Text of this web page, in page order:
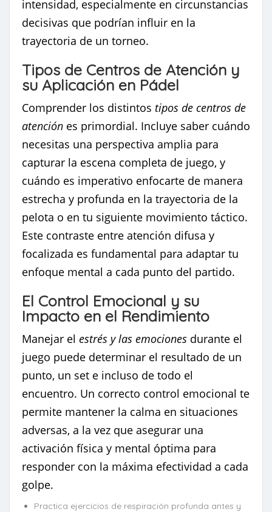
intensidad, especialmente en circunstancias
decisivas que podrían influir en la
trayectoria de un torneo.
Tipos de Centros de Atención y
su Aplicación en Pádel
Comprender los distintos tipos de centros de
atención es primordial. Incluye saber cuándo
necesitas una perspectiva amplia para
capturar la escena completa de juego, y
cuándo es imperativo enfocarte de manera
estrecha y profunda en la trayectoria de la
pelota o en tu siguiente movimiento táctico.
Este contraste entre atención difusa y
focalizada es fundamental para adaptar tu
enfoque mental a cada punto del partido.
El Control Emocional y su
Impacto en el Rendimiento
Manejar el estrés y las emociones durante el
juego puede determinar el resultado de un
punto, un set e incluso de todo el
encuentro. Un correcto control emocional te
permite mantener la calma en situaciones
adversas, a la vez que asegurar una
activación física y mental óptima para
responder con la máxima efectividad a cada
golpe.
Practica ejercicios de respiración profunda antes y